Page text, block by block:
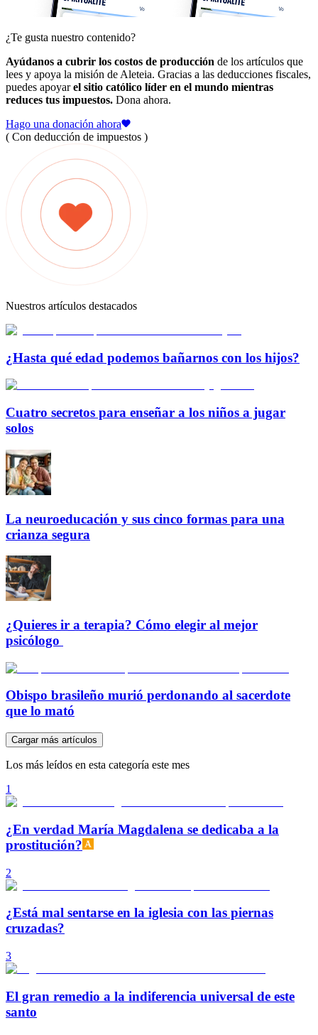
¿Te gusta nuestro contenido?
Ayúdanos a cubrir los costos de producción de los artículos que
lees y apoya la misión de Aleteia. Gracias a las deducciones fiscales,
puedes apoyarel sitio católico líder en el mundo mientras
reduces tus impuestos. Dona ahora.
Hago una donación ahora
( Con deducción de impuestos )
Nuestros artículos destacados
¿Hasta qué edad podemos bañarnos con los hijos?
Cuatro secretos para enseñar a los niños a jugar
solos
La neuroeducación y sus cinco formas para una
crianza segura
¿Quieres ir a terapia? Cómo elegir al mejor
psicólogo
Obispo brasileño murió perdonando al sacerdote
que lo mató
Cargar más artículos
Los más leídos en esta categoría este mes
1
¿En verdad María Magdalena se dedicaba a la
prostitución?
2
¿Está mal sentarse en la iglesia con las piernas
cruzadas?
3
El gran remedio a la indiferencia universal de este
santo